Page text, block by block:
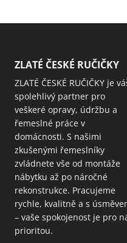
ZLATÉ ČESKÉ RUČIČKY
ZLATÉ ČESKÉ RUČIČKY je
spolehlivý partner pro
veškeré opravy, údržbu a
řemeslné práce v
domácnosti. S našimi
zkušenými řemeslníky
zvládnete vše od montáže
nábytku až po náročné
rekonstrukce. Pracujeme
rychle, kvalitně a s
– vaše spokojenost je pro
prioritou.